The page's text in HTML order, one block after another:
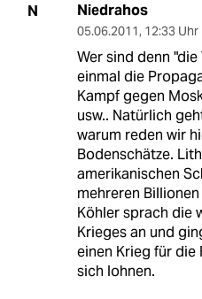
N Niedrahos
05.06.2011, 12:33 Uhr
Wer sind denn
einmal die
Kampf gegen
usw.. Natürlich
warum reden wir
Bodenschätze.
amerikanischen
mehreren
Köhler sprach die
Krieges an und
einen Krieg für die
sich lohnen.